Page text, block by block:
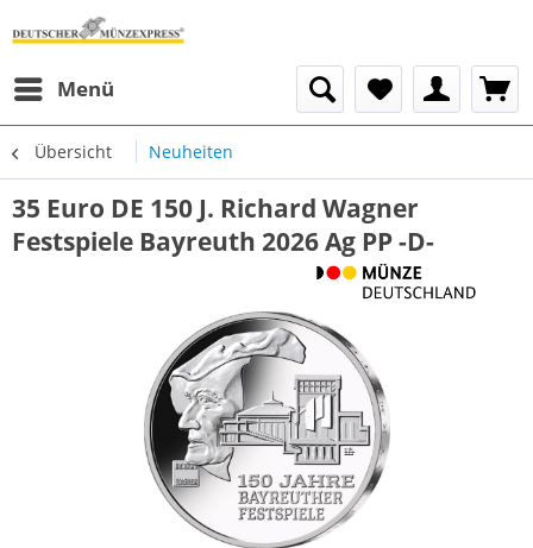
Menü
Übersicht Neuheiten
35 Euro DE 150 J. Richard Wagner
Festspiele Bayreuth 2026 Ag PP -D-